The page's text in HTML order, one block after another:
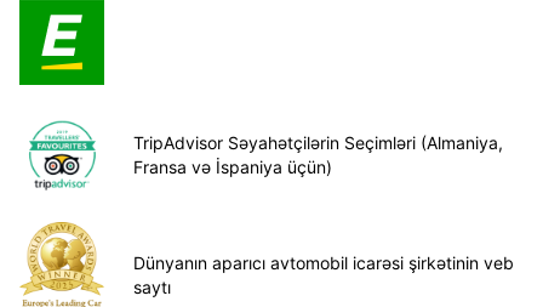
TripAdvisor Səyahətçilərin Seçimləri (Almaniya,
Fransa və İspaniya üçün)
Dünyanın aparıcı avtomobil icarəsi şirkətinin veb
saytı